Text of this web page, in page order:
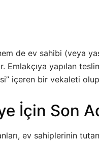
de ev sahibi (veya
Emlakçıya yapılan
içeren bir vekaleti
İçin Son
ev sahiplerinin